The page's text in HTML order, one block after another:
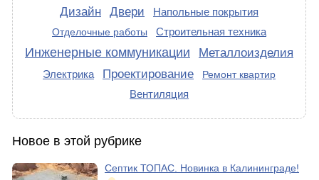
Дизайн Двери Напольные покрытия
Отделочные работы Строительная техника
Инженерные коммуникации Металлоизделия
Электрика Проектирование Ремонт квартир
Вентиляция
Новое в этой рубрике
Септик ТОПАС. Новинка в Калининграде!